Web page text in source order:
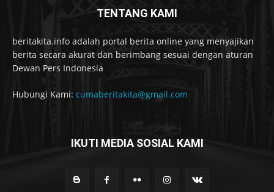
TENTANG KAMI
beritakita.info adalah portal berita online yang menyajikan
berita secara akurat dan berimbang sesuai dengan aturan
Dewan Pers Indonesia
Hubungi Kami: cumaberitakita@gmail.com
IKUTI MEDIA SOSIAL KAMI